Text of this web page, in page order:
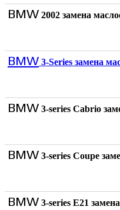
BMW 2002 замена
BMW 3-Series замена
BMW 3-series Cabrio
BMW 3-series Coupe
BMW 3-series E21